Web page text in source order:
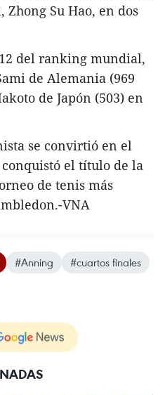
Su Hao, en dos
del ranking mundial,
de Alemania (969
de Japón (503) en
se convirtió en el
el título de la
de tenis más
VNA
#Anning #cuartos finales